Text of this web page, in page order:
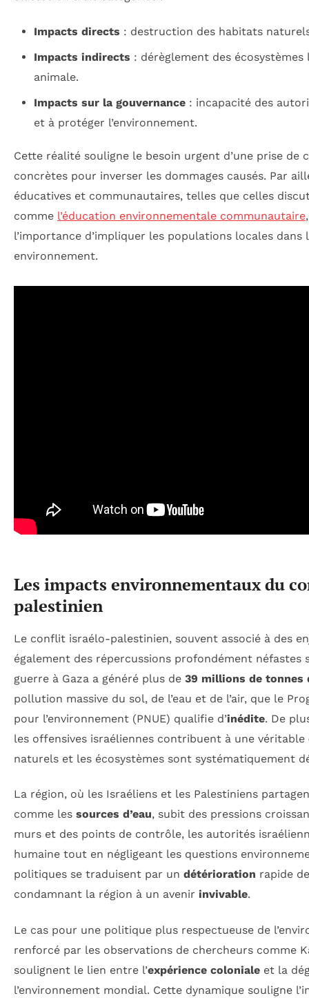
Impacts directs : destruction des habitats
Impacts indirects : dérèglement des
animale.
Impacts sur la gouvernance: incapacité des
et à protéger l’environnement.
Cette réalité souligne le besoin urgent d’une prise de
concrètes pour inverser les dommages causés. Par
éducatives et communautaires, telles que celles
comme l’éducation environnementale communautaire
l’importance d’impliquer les populations locales
environnement.
Les impacts environnementaux du
palestinien
Le conflit israélo-palestinien, souvent associé à des
également des répercussions profondément néfastes
guerre à Gaza a généré plus de 39 millions de tonnes
pollution massive du sol, de l’eau et de l’air, que le
pour l’environnement (PNUE) qualifie d’inédite. De
les offensives israéliennes contribuent à une véritable
naturels et les écosystèmes sont systématiquement
La région, où les Israéliens et les Palestiniens
comme les sources d’eau, subit des pressions
murs et des points de contrôle, les autorités
humaine tout en négligeant les questions
politiques se traduisent par un détérioration rapide
condamnant la région à un avenir invivable.
Le cas pour une politique plus respectueuse de
renforcé par les observations de chercheurs comme
soulignent le lien entre l’expérience coloniale et la
l’environnement mondial. Cette dynamique souligne